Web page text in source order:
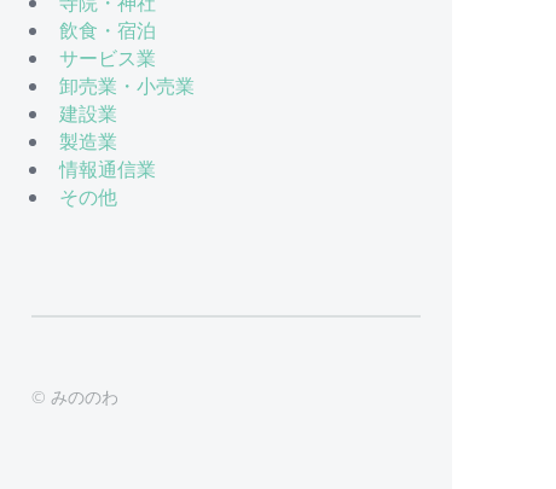
飲食・宿泊
サービス業
卸売業・小売業
建設業
製造業
情報通信業
その他
© みののわ